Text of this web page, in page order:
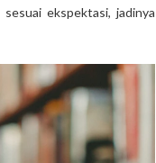
ekspektasi, jadinya